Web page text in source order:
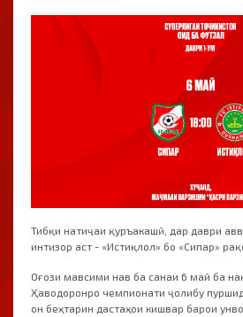
Тибқи натиҷаи қуръакашӣ, дар даври
интизор аст - «Истиқлол» бо «Сипар»
Оғози мавсими нав ба санаи 6 май ба
Ҳаводоронро чемпионати ҷолибу
он беҳтарин дастаҳои кишвар барои